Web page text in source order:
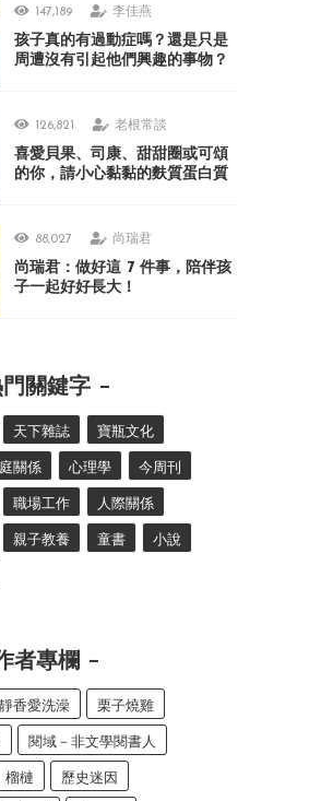
147,189 李佳燕
孩子真的有過動症嗎？還是只是
周遭沒有引起他們興趣的事物？
126,821 老根常談
喜愛貝果、司康、甜甜圈或可頌
的你，請小心黏黏的麩質蛋白質
88,027 尚瑞君
尚瑞君：做好這 7 件事，陪伴孩
子一起好好長大！
關鍵字
天下雜誌 寶瓶文化
關係 心理學 今周刊
職場工作 人際關係
親子教養 童書 小說
者專欄
靜香愛洗澡 栗子燒雞
閱域－非文學閱書人
榴槤 歷史迷因